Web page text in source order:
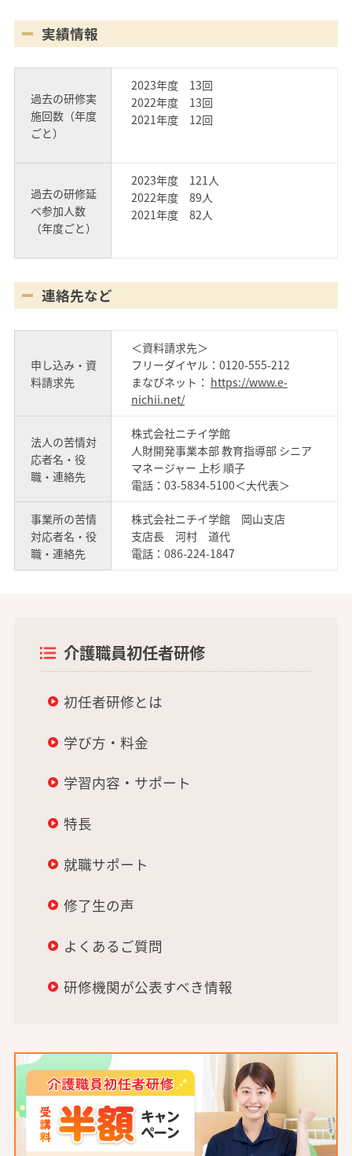
実績情報
過去の研修実
施回数（年度
ごと）
2023年度 13回
2022年度 13回
2021年度 12回
過去の研修延
べ参加人数
（年度ごと）
2023年度 121人
2022年度 89人
2021年度 82人
連絡先など
申し込み・資
料請求先
＜資料請求先＞
フリーダイヤル：0120-555-212
まなびネット： https://www.e-
nichii.net/
法人の苦情対
応者名・役
職・連絡先
株式会社ニチイ学館
人財開発事業本部 教育指導部 シニア
マネージャー 上杉 順子
電話：03-5834-5100＜大代表＞
事業所の苦情
対応者名・役
職・連絡先
株式会社ニチイ学館 岡山支店
支店長 河村 道代
電話：086-224-1847
介護職員初任者研修
初任者研修とは
学び方・料金
学習内容・サポート
特長
就職サポート
修了生の声
よくあるご質問
研修機関が公表すべき情報